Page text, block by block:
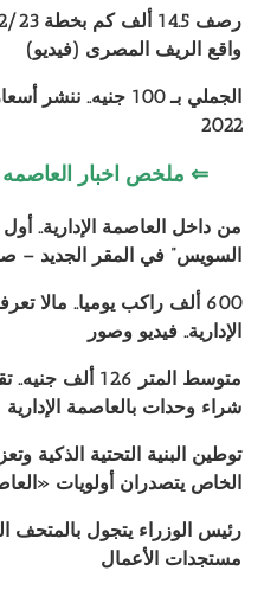
واقع الريف المصرى (فيديو)
2022
⇐ ملخص اخبار العاصمه
من داخل العاصمة الإدارية.. أول
السويس” في المقر الجديد –
600 ألف راكب يوميا.. مالا
الإدارية.. فيديو وصور
شراء وحدات بالعاصمة الإدارية
توطين البنية التحتية الذكية
الخاص يتصدران أولويات
رئيس الوزراء يتجول بالمتحف
مستجدات الأعمال